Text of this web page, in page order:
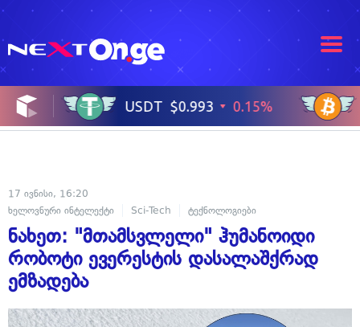
17 ივნისი, 16:20
ხელოვნური ინტელექტი
Sci-Tech ტექნოლოგიები
ნახეთ: "მთამსვლელი" ჰუმანოიდი
რობოტი ევერესტის დასალაშქრად
ემზადება